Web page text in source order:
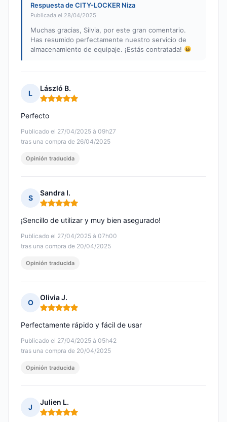
Respuesta de CITY-LOCKER Niza
Publicada el 28/04/2025
Muchas gracias, Silvia, por este gran comentario.
Has resumido perfectamente nuestro servicio de
almacenamiento de equipaje. ¡Estás contratada!
L
László B.
Nota: 5 de 5
Publicado el 27/04/2025 à 09h27
tras una compra de 26/04/2025
Perfecto
Opinión traducida
S
Sandra I.
Nota: 5 de 5
Publicado el 27/04/2025 à 07h00
tras una compra de 20/04/2025
¡Sencillo de utilizar y muy bien asegurado!
Opinión traducida
O
Olivia J.
Nota: 5 de 5
Publicado el 27/04/2025 à 05h42
tras una compra de 20/04/2025
Perfectamente rápido y fácil de usar
Opinión traducida
J
Julien L.
Nota: 5 de 5